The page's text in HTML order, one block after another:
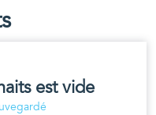
est vide